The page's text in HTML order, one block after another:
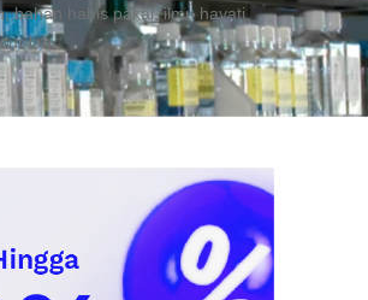
bahan habis pakai, ilmu hayati,
lab